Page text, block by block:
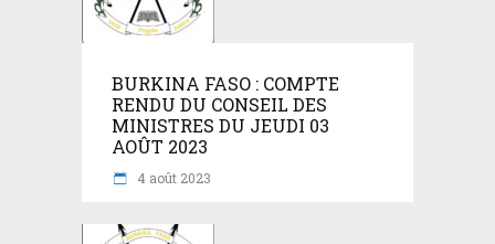
BURKINA FASO : COMPTE
RENDU DU CONSEIL DES
MINISTRES DU JEUDI 03
AOÛT 2023
4 août 2023